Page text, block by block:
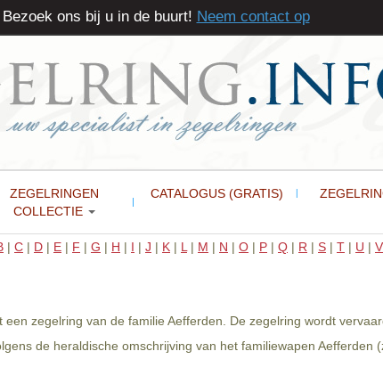
ZEGELRINGEN
COLLECTIE
CATALOGUS (GRATIS)
| C | D | E | F | G | H | I | J | K | L | M | N | O | P | Q | R | S | T | U | V
zegelring van de familie Aefferden. De zegelring wordt
de heraldische omschrijving van het familiewapen Aefferden
Bezoek ons bij u in de buurt! Neem contact op